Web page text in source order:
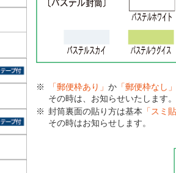
「郵便枠あり」 か 「郵便枠なし」
その時は、お知らせいたします。
封筒裏面の貼り方は基本 「スミ
その時はお知らせします。